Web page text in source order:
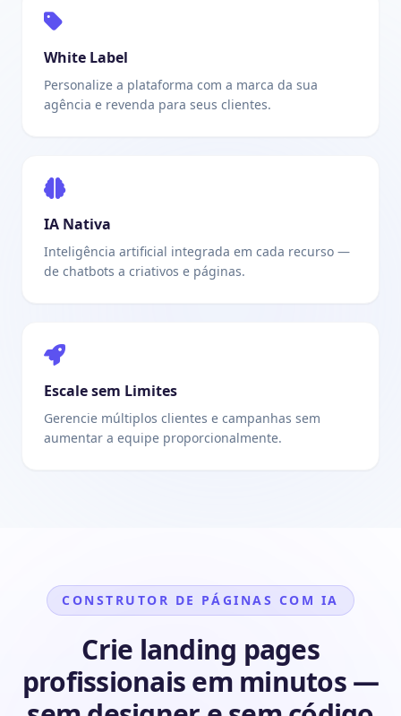
White Label
Personalize a plataforma com a marca da sua
agência e revenda para seus clientes.
IA Nativa
Inteligência artificial integrada em cada recurso —
de chatbots a criativos e páginas.
Escale sem Limites
Gerencie múltiplos clientes e campanhas sem
aumentar a equipe proporcionalmente.
CONSTRUTOR DE PÁGINAS COM IA
Crie landing pages
profissionais em minutos —